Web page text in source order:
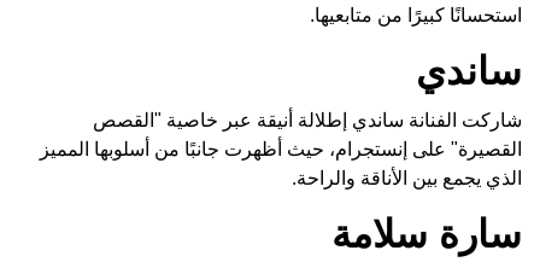
استحسانًا كبيرًا من متابعيها.
ساندي
شاركت الفنانة ساندي إطلالة أنيقة عبر خاصية "القصص
القصيرة" على إنستجرام، حيث أظهرت جانبًا من أسلوبها المميز
الذي يجمع بين الأناقة والراحة.
سارة سلامة